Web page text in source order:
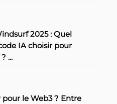
2025 : Quel
IA choisir pour
...
le Web3 ? Entre